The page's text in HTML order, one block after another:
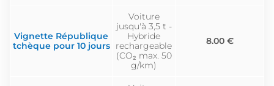
Vignette République
tchèque pour 10 jours
Voiture
jusqu'à 3,5 t -
Hybride
rechargeable
(CO₂ max. 50
g/km)
8.00 €